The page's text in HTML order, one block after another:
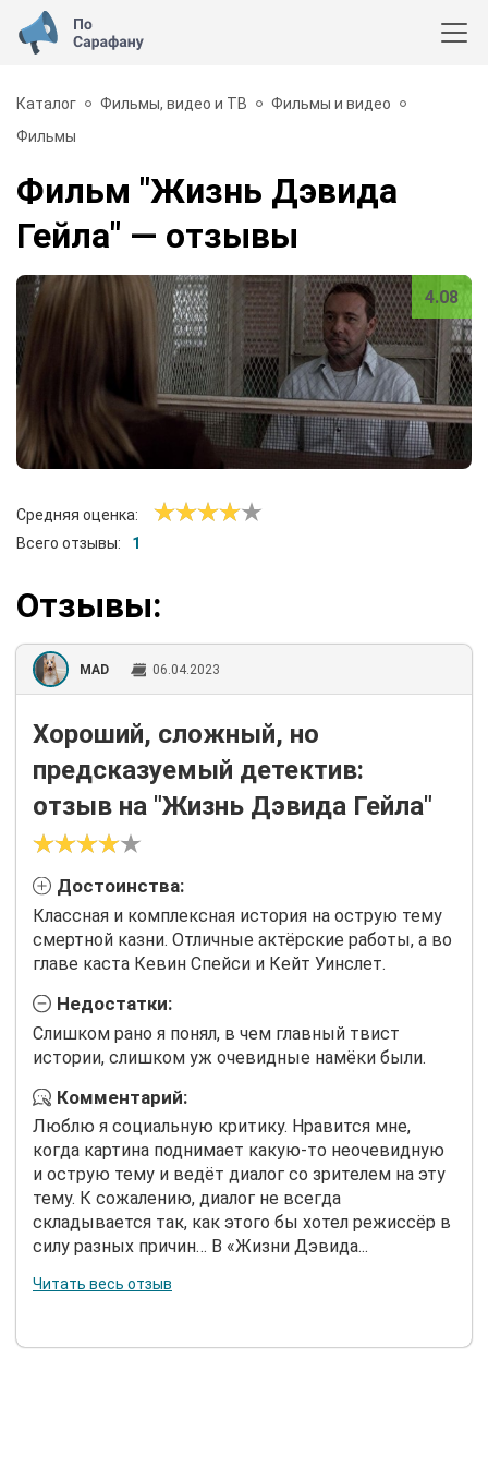
Каталог Фильмы, видео и ТВ
Фильмы и видео
Фильмы
Фильм "Жизнь Дэвида
Гейла" — отзывы
4.08
Средняя оценка:
Всего отзывы:
1
Отзывы:
MAD 06.04.2023
Хороший, сложный, но
предсказуемый детектив:
отзыв на "Жизнь Дэвида Гейла"
Достоинства:
Классная и комплексная история на острую тему
смертной казни. Отличные актёрские работы, а во
главе каста Кевин Спейси и Кейт Уинслет.
Недостатки:
Слишком рано я понял, в чем главный твист
истории, слишком уж очевидные намёки были.
Комментарий:
Люблю я социальную критику. Нравится мне,
когда картина поднимает какую-то неочевидную
и острую тему и ведёт диалог со зрителем на эту
тему. К сожалению, диалог не всегда
складывается так, как этого бы хотел режиссёр в
силу разных причин… В «Жизни Дэвида...
Читать весь отзыв